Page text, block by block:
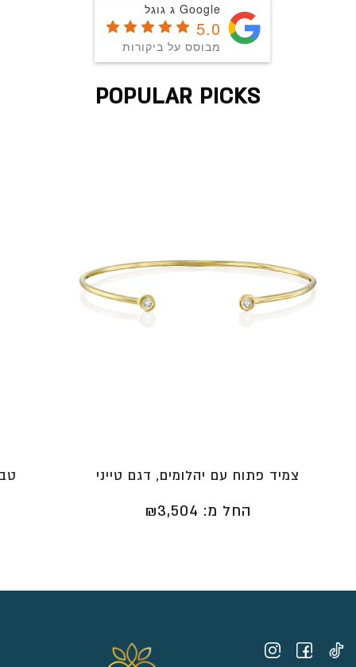
Google ג גוגל
5.0
מבוסס על ביקורות
POPULAR PICKS
צמיד פתוח עם יהלומים, דגם טייני
החל מ: ₪3,504